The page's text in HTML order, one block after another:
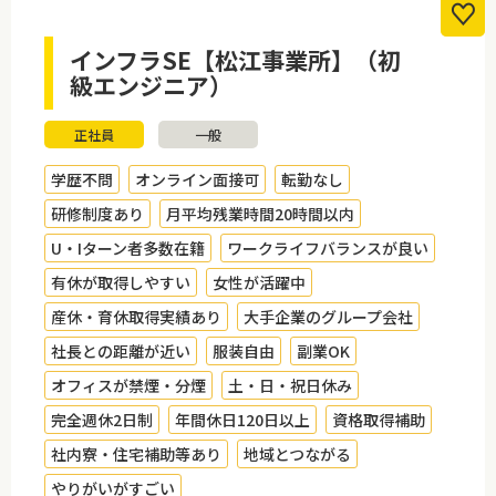
インフラSE【松江事業所】（初
級エンジニア）
正社員 一般
学歴不問 オンライン面接可
転勤なし
研修制度あり
月平均残業時間20時間以内
U・Iターン者多数在籍
ワークライフバランスが良い
有休が取得しやすい
女性が活躍中
産休・育休取得実績あり
大手企業のグループ会社
社長との距離が近い
服装自由
副業OK
オフィスが禁煙・分煙
土・日・祝日休み
完全週休2日制
年間休日120日以上
資格取得補助
社内寮・住宅補助等あり
地域とつながる
やりがいがすごい